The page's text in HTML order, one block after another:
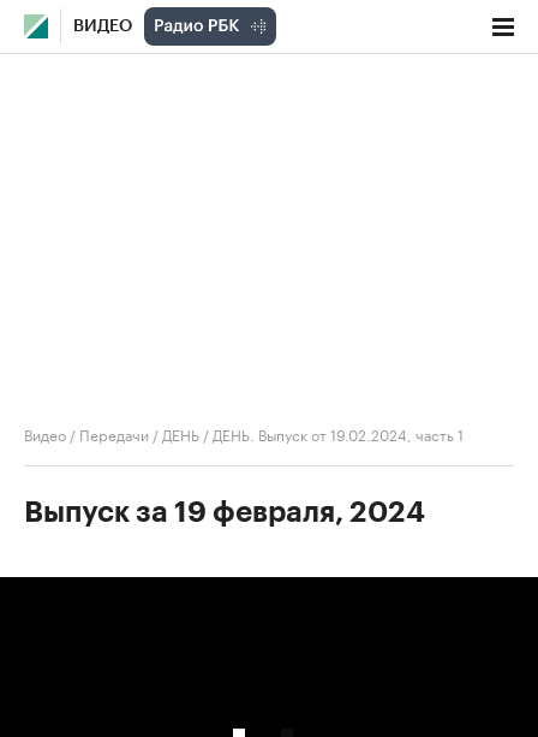
ВИДЕО
Видео / Передачи / ДЕНЬ / ДЕНЬ. Выпуск от 19.02.2024, часть 1
Выпуск за 19 февраля, 2024